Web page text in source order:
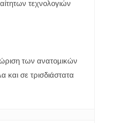
τεχνολογιών
των ανατοµικών
σε τρισδιάστατα